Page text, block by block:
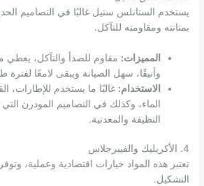
يستخدم الستانلس ستيل غالبًا في التصاميم
بمتانته ومقاومته للتآكل.
المميزات: مقاوم للصدأ والتآكل، يعطي
وأنيقًا، سهل الصيانة ويبقى لامعًا لفترة
الاستخدام: غالبًا ما يستخدم للإطارات،
الماء، وكذلك في التصاميم المودرن
النظيفة والمعدنية.
4. الأكريليك والفيبرجلاس
تعتبر هذه المواد خيارات اقتصادية وعملية،
التشكيل.